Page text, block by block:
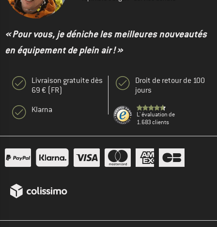
« Pour vous, je déniche les meilleures nouveautés
en équipement de plein air ! »
Livraison gratuite dès
69 € (FR)
Klarna
Droit de retour de 100
jours
L' évaluation de
1.683 clients